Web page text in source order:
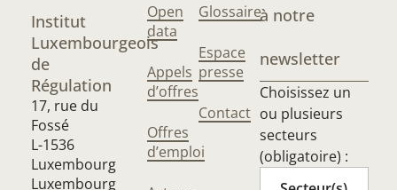
Institut
Luxembourgeois
de
Régulation
17, rue du
Fossé
L-1536
Luxembourg
Luxembourg
Open
data
Appels
d’offres
Offres
d’emploi
Glossaire
Espace
presse
Contact
à notre
newsletter
Choisissez un
ou plusieurs
secteurs
(obligatoire) :